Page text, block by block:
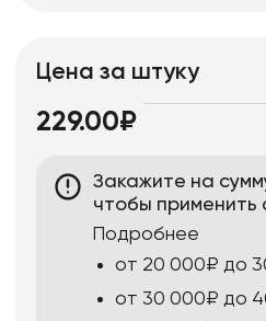
Цена за штуку
229.00₽
Закажите на
чтобы применить
Подробнее
от 20 000₽ до
от 30 000₽ до